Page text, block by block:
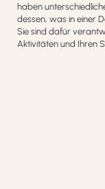
haben
dessen, was in einer
Sie sind dafür
Aktivitäten und Ihren